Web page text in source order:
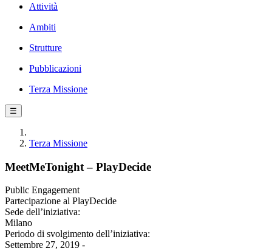
Attività
Ambiti
Strutture
Pubblicazioni
Terza Missione
☰
Terza Missione
MeetMeTonight – PlayDecide
Public Engagement
Partecipazione al PlayDecide
Sede dell’iniziativa:
Milano
Periodo di svolgimento dell’iniziativa:
Settembre 27, 2019 -